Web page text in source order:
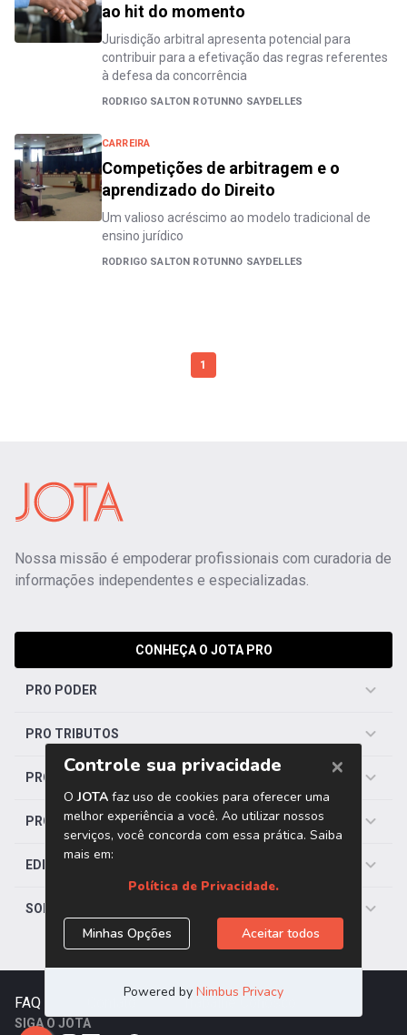
ao hit do momento
Jurisdição arbitral apresenta potencial para
contribuir para a efetivação das regras referentes
à defesa da concorrência
RODRIGO SALTON ROTUNNO SAYDELLES
CARREIRA
Competições de arbitragem e o
aprendizado do Direito
Um valioso acréscimo ao modelo tradicional de
ensino jurídico
RODRIGO SALTON ROTUNNO SAYDELLES
1
Nossa missão é empoderar profissionais com curadoria de
informações independentes e especializadas.
CONHEÇA O JOTA PRO
PRO PODER
PRO TRIBUTOS
PRO TRABALHISTA
PRO SAÚDE
EDITORIAS
SOBRE O JOTA
FAQ Trabalhe Conosco
SIGA O JOTA